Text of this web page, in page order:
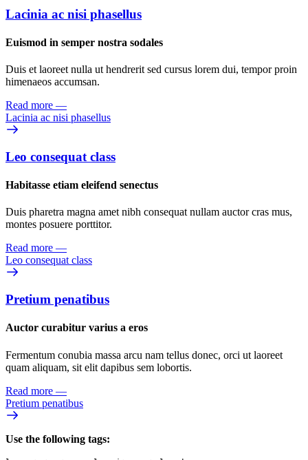
Lacinia ac nisi phasellus
Euismod in semper nostra sodales
Duis et laoreet nulla ut hendrerit sed cursus lorem dui, tempor proin
himenaeos accumsan.
Read more —
Lacinia ac nisi phasellus
Leo consequat class
Habitasse etiam eleifend senectus
Duis pharetra magna amet nibh consequat nullam auctor cras mus,
montes posuere porttitor.
Read more —
Leo consequat class
Pretium penatibus
Auctor curabitur varius a eros
Fermentum conubia massa arcu nam tellus donec, orci ut laoreet
quam aliquam, sit elit dapibus sem lobortis.
Read more —
Pretium penatibus
Use the following tags: